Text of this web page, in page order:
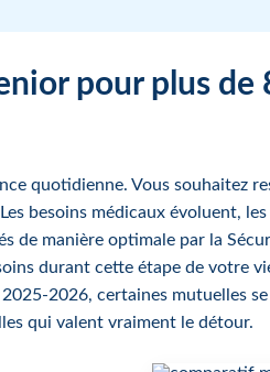
pour plus
quotidienne. Vous souhaitez
besoins médicaux évoluent,
de manière optimale par la
durant cette étape de
2026, certaines mutuelles
qui valent vraiment le détour.